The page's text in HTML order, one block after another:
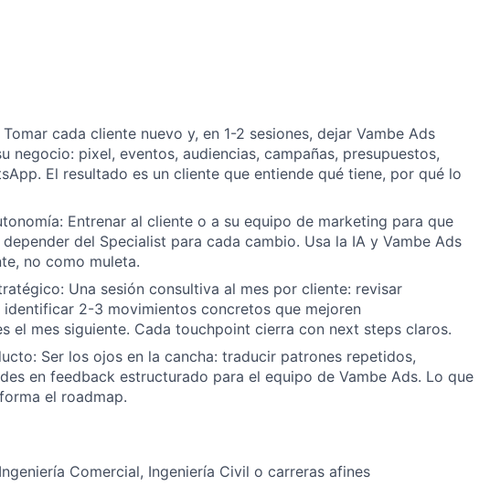
cada cliente nuevo y, en 1-2 sesiones, dejar Vambe Ads
negocio: pixel, eventos, audiencias, campañas, presupuestos,
El resultado es un cliente que entiende qué tiene, por qué lo
Entrenar al cliente o a su equipo de marketing para que
del Specialist para cada cambio. Usa la IA y Vambe Ads
no como muleta.
Una sesión consultiva al mes por cliente: revisar
identificar 2-3 movimientos concretos que mejoren
el mes siguiente. Cada touchpoint cierra con next steps claros.
Ser los ojos en la cancha: traducir patrones repetidos,
en feedback estructurado para el equipo de Vambe Ads. Lo que
el roadmap.
Comercial, Ingeniería Civil o carreras afines